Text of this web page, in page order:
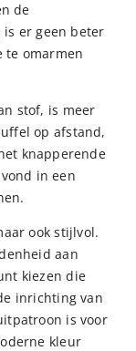
de
er geen beter
te omarmen
stof, is meer
op afstand,
knapperende
in een
ook stijlvol.
aan
kiezen die
inrichting van
is voor
kleur